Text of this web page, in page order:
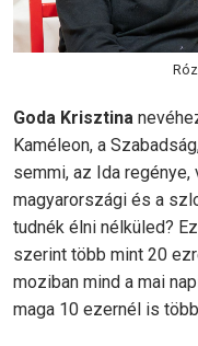
Goda Krisztina
Kaméleon, a
semmi, az Ida regénye,
magyarországi és a
tudnék élni nélküled?
szerint több mint 20
moziban mind a mai
maga 10 ezernél is